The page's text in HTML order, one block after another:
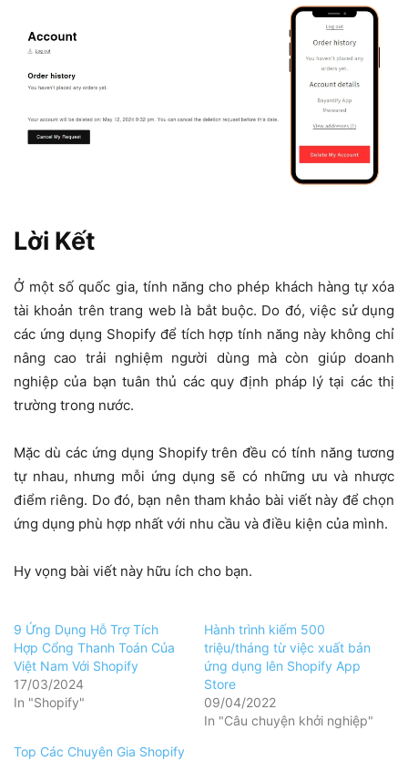
Lời Kết
Ở một số quốc gia, tính năng cho phép khách hàng tự xóa
tài khoản trên trang web là bắt buộc. Do đó, việc sử dụng
các ứng dụng Shopify để tích hợp tính năng này không chỉ
nâng cao trải nghiệm người dùng mà còn giúp doanh
nghiệp của bạn tuân thủ các quy định pháp lý tại các thị
trường trong nước.
Mặc dù các ứng dụng Shopify trên đều có tính năng tương
tự nhau, nhưng mỗi ứng dụng sẽ có những ưu và nhược
điểm riêng. Do đó, bạn nên tham khảo bài viết này để chọn
ứng dụng phù hợp nhất với nhu cầu và điều kiện của mình.
Hy vọng bài viết này hữu ích cho bạn.
9 Ứng Dụng Hỗ Trợ Tích
Hợp Cổng Thanh Toán Của
Việt Nam Với Shopify
17/03/2024
In "Shopify"
Hành trình kiếm 500
triệu/tháng từ việc xuất bản
ứng dụng lên Shopify App
Store
09/04/2022
In "Câu chuyện khởi nghiệp"
Top Các Chuyên Gia Shopify